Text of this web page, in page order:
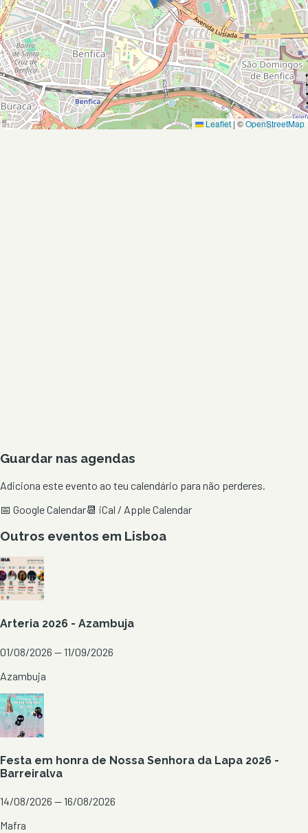
Leaflet | ©OpenStreetMap
Guardar nas agendas
Adiciona este evento ao teu calendário para não perderes.
📅 Google Calendar📆 iCal / Apple Calendar
Outros eventos em Lisboa
Arteria 2026 - Azambuja
01/08/2026 — 11/09/2026
Azambuja
Festa em honra de Nossa Senhora da Lapa 2026 -
Barreiralva
14/08/2026 — 16/08/2026
Mafra